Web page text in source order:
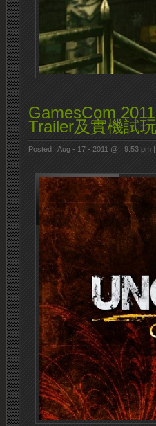
GamesCom
Trailer及實機試玩
Posted : Aug - 17 - 2011 @ : 9:53 pm |